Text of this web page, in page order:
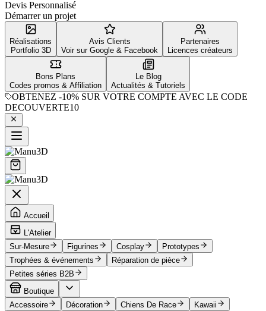
Devis Personnalisé
Démarrer un projet
Réalisations
Portfolio 3D
Avis Clients
Voir sur Google & Facebook
Partenaires
Licences créateurs
Bons Plans
Codes promos & Affiliation
Le Blog
Actualités & Tutoriels
OBTENEZ -10% SUR VOTRE COMPTE AVEC LE CODE
DECOUVERTE10
Accueil
L'Atelier
Sur-Mesure
Figurines Cosplay
Prototypes
Trophées & événements
Réparation de pièce
Petites séries B2B
Boutique
Accessoire
Décoration Chiens De Race
Kawaii